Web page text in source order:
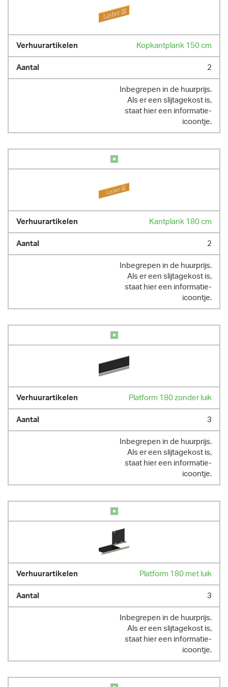
Kopkantplank 150 cm
2
Inbegrepen in de huurprijs.
Als er een slijtagekost is,
staat hier een informatie-
icoontje.
Kantplank 180 cm
2
Inbegrepen in de huurprijs.
Als er een slijtagekost is,
staat hier een informatie-
icoontje.
Platform 180 zonder luik
3
Inbegrepen in de huurprijs.
Als er een slijtagekost is,
staat hier een informatie-
icoontje.
Platform 180 met luik
3
Inbegrepen in de huurprijs.
Als er een slijtagekost is,
staat hier een informatie-
icoontje.